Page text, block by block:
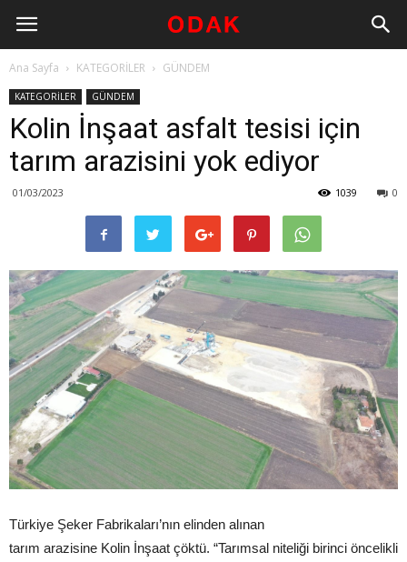
Ana Sayfa KATEGORİLER GÜNDEM
KATEGORİLER GÜNDEM
Kolin İnşaat asfalt tesisi için
tarım arazisini yok ediyor
01/03/2023 0
1039
Türkiye Şeker Fabrikaları’nın elinden alınan
tarım arazisine Kolin İnşaat çöktü. “Tarımsal niteliği birinci öncelikli